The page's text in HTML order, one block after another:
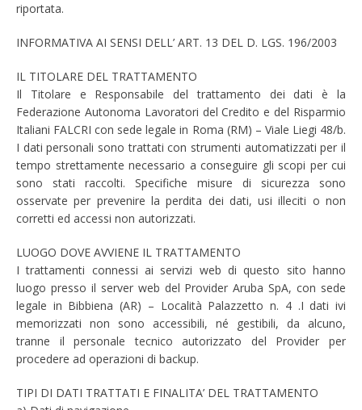
riportata.
INFORMATIVA AI SENSI DELL’ ART. 13 DEL D. LGS. 196/2003
IL TITOLARE DEL TRATTAMENTO
Il Titolare e Responsabile del trattamento dei dati è la
Federazione Autonoma Lavoratori del Credito e del Risparmio
Italiani FALCRI con sede legale in Roma (RM) – Viale Liegi 48/b.
I dati personali sono trattati con strumenti automatizzati per il
tempo strettamente necessario a conseguire gli scopi per cui
sono stati raccolti. Specifiche misure di sicurezza sono
osservate per prevenire la perdita dei dati, usi illeciti o non
corretti ed accessi non autorizzati.
LUOGO DOVE AVVIENE IL TRATTAMENTO
I trattamenti connessi ai servizi web di questo sito hanno
luogo presso il server web del Provider Aruba SpA, con sede
legale in Bibbiena (AR) – Località Palazzetto n. 4 .I dati ivi
memorizzati non sono accessibili, né gestibili, da alcuno,
tranne il personale tecnico autorizzato del Provider per
procedere ad operazioni di backup.
TIPI DI DATI TRATTATI E FINALITA’ DEL TRATTAMENTO